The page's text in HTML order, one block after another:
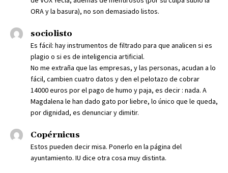
ORA y la basura), no son demasiado listos.
sociolisto
Es fácil: hay instrumentos de filtrado para que analicen si es
plagio o si es de inteligencia artificial.
No me extraña que las empresas, y las personas, acudan a lo
fácil, cambien cuatro datos y den el pelotazo de cobrar
14000 euros por el pago de humo y paja, es decir : nada. A
Magdalena le han dado gato por liebre, lo único que le queda,
por dignidad, es denunciar y dimitir.
Copérnicus
Estos pueden decir misa. Ponerlo en la página del
ayuntamiento. IU dice otra cosa muy distinta.